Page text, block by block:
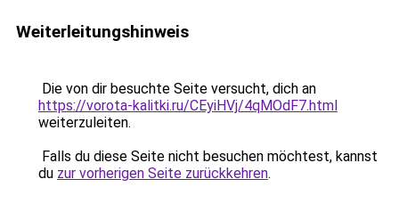
Weiterleitungshinweis
Die von dir besuchte Seite versucht, dich an
https://vorota-kalitki.ru/CEyiHVj/4qMOdF7.html
weiterzuleiten.
Falls du diese Seite nicht besuchen möchtest, kannst
du zur vorherigen Seite zurückkehren.